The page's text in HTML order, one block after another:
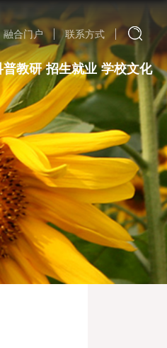
融合门户 联系方式
普教研 招生就业 学校文化